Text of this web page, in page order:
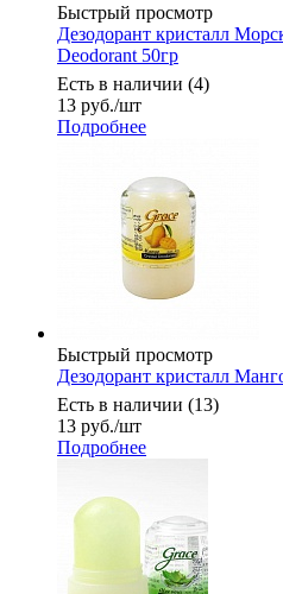
Быстрый просмотр
Дезодорант кристалл
Deodorant 50гр
Есть в наличии (4)
13 руб./шт
Подробнее
Быстрый просмотр
Дезодорант кристалл
Есть в наличии (13)
13 руб./шт
Подробнее